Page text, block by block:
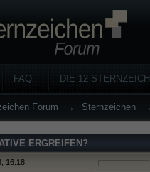
FAQ DIE 12
Forum → Sternzeichen →
ERGREIFEN?
16:18